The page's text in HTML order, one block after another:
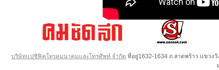
บริษัทแปซิฟิคโทรคมนาคมและโทรศัพท์ จำกัด ที่อยู่1632-1634 ถ.ลาดพร้าว แขวง